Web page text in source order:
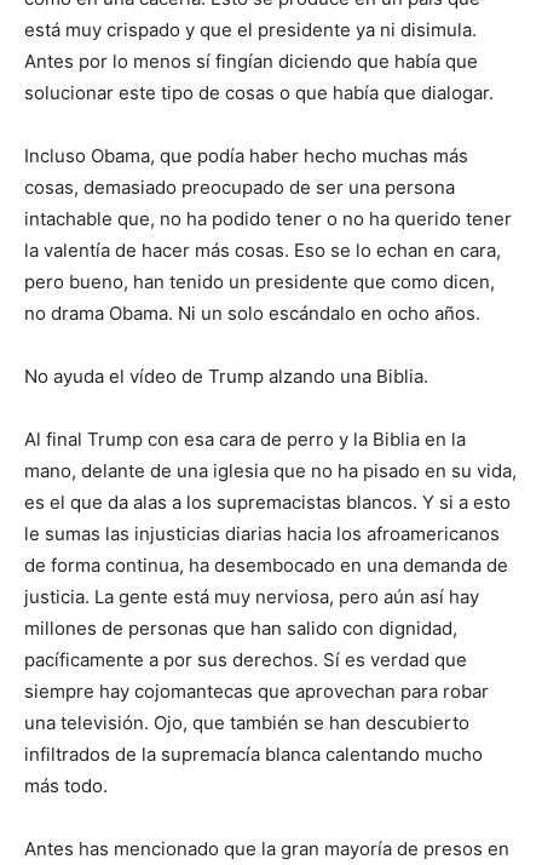
está muy crispado y que el presidente ya ni disimula.
Antes por lo menos sí fingían diciendo que había que
solucionar este tipo de cosas o que había que dialogar.
Incluso Obama, que podía haber hecho muchas más
cosas, demasiado preocupado de ser una persona
intachable que, no ha podido tener o no ha querido tener
la valentía de hacer más cosas. Eso se lo echan en cara,
pero bueno, han tenido un presidente que como dicen,
no drama Obama. Ni un solo escándalo en ocho años.
No ayuda el vídeo de Trump alzando una Biblia.
Al final Trump con esa cara de perro y la Biblia en la
mano, delante de una iglesia que no ha pisado en su vida,
es el que da alas a los supremacistas blancos. Y si a esto
le sumas las injusticias diarias hacia los afroamericanos
de forma continua, ha desembocado en una demanda de
justicia. La gente está muy nerviosa, pero aún así hay
millones de personas que han salido con dignidad,
pacíficamente a por sus derechos. Sí es verdad que
siempre hay cojomantecas que aprovechan para robar
una televisión. Ojo, que también se han descubierto
infiltrados de la supremacía blanca calentando mucho
más todo.
Antes has mencionado que la gran mayoría de presos en